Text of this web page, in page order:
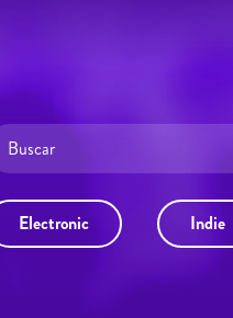
Electronic Indie